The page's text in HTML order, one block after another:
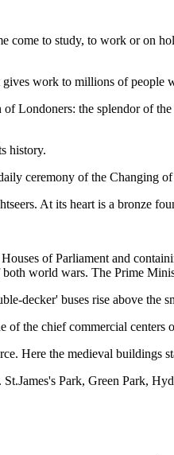
come to study, to work or on
work to millions of
Londoners: the splendor of
history.
ceremony of the Changing
At its heart is a bronze
of Parliament and
world wars. The Prime
decker' buses rise above the
the chief commercial centers
Here the medieval buildings
Park, Green Park,